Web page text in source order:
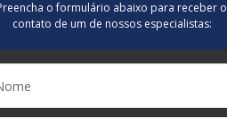
o formulário abaixo para receber o
contato de um de nossos especialistas: